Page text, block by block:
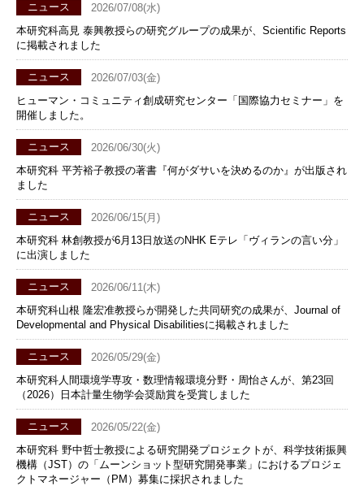
2026/07/08(水)
ニュース
本研究科⾼⾒ 泰興教授らの研究グループの成果が、Scientific Reports
に掲載されました
2026/07/03(金)
ニュース
ヒューマン・コミュニティ創成研究センター「国際協力セミナー」を
開催しました。
2026/06/30(火)
ニュース
本研究科 平芳裕子教授の著書『何がダサいを決めるのか』が出版され
ました
2026/06/15(月)
ニュース
本研究科 林創教授が6月13日放送のNHK Eテレ「ヴィランの言い分」
に出演しました
2026/06/11(木)
ニュース
本研究科山根 隆宏准教授らが開発した共同研究の成果が、Journal of
Developmental and Physical Disabilitiesに掲載されました
2026/05/29(金)
ニュース
本研究科人間環境学専攻・数理情報環境分野・周怡さんが、第23回
（2026）日本計量生物学会奨励賞を受賞しました
2026/05/22(金)
ニュース
本研究科 野中哲士教授による研究開発プロジェクトが、科学技術振興
機構（JST）の「ムーンショット型研究開発事業」におけるプロジェ
クトマネージャー（PM）募集に採択されました